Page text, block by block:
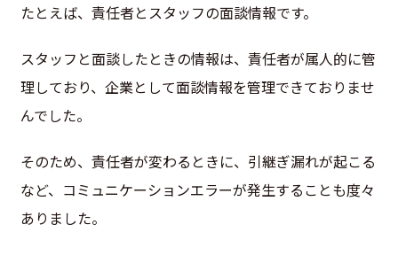
たとえば、責任者とスタッフの面談情報です。
スタッフと面談したときの情報は、責任者が属人的に管
理しており、企業として面談情報を管理できておりませ
んでした。
そのため、責任者が変わるときに、引継ぎ漏れが起こる
など、コミュニケーションエラーが発生することも度々
ありました。